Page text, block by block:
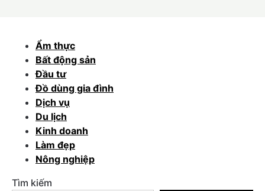
Ẩm thực
Bất động sản
Đầu tư
Đồ dùng gia đình
Dịch vụ
Du lịch
Kinh doanh
Làm đẹp
Nông nghiệp
Tìm kiếm